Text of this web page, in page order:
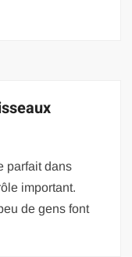
parfait dans
important.
de gens font